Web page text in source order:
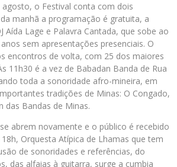
agosto, o Festival conta com dois
manhã a programação é gratuita, a
Aída Lage e Palavra Cantada, que sobe ao
sem apresentações presenciais. O
encontros de volta, com 25 dos maiores
11h30 é a vez de Babadan Banda de Rua
toda a sonoridade afro-mineira, em
tradições de Minas: O Congado,
das Bandas de Minas.
abrem novamente e o público é recebido
18h, Orquesta Atípica de Lhamas que tem
de sonoridades e referências, do
das alfaias à guitarra, surge a cumbia